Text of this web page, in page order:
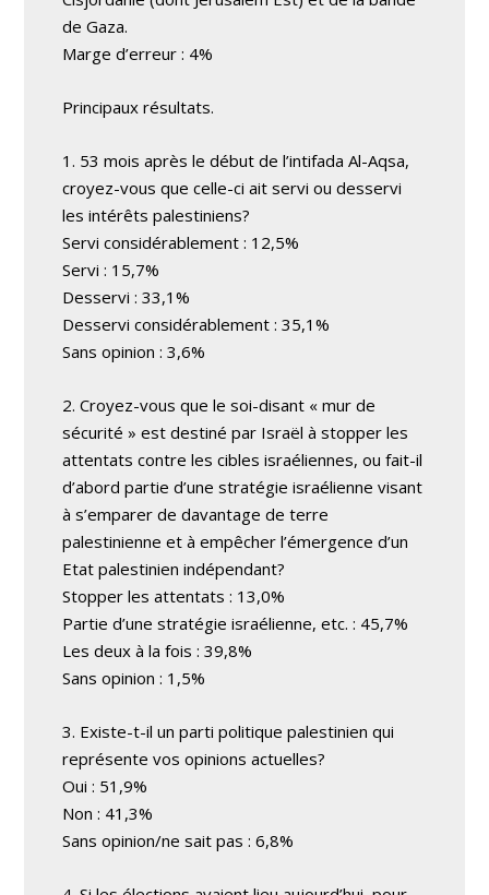
de Gaza.
Marge d’erreur : 4%
Principaux résultats.
1. 53 mois après le début de l’intifada Al-Aqsa,
croyez-vous que celle-ci ait servi ou desservi
les intérêts palestiniens?
Servi considérablement : 12,5%
Servi : 15,7%
Desservi : 33,1%
Desservi considérablement : 35,1%
Sans opinion : 3,6%
2. Croyez-vous que le soi-disant « mur de
sécurité » est destiné par Israël à stopper les
attentats contre les cibles israéliennes, ou fait-il
d’abord partie d’une stratégie israélienne visant
à s’emparer de davantage de terre
palestinienne et à empêcher l’émergence d’un
Etat palestinien indépendant?
Stopper les attentats : 13,0%
Partie d’une stratégie israélienne, etc. : 45,7%
Les deux à la fois : 39,8%
Sans opinion : 1,5%
3. Existe-t-il un parti politique palestinien qui
représente vos opinions actuelles?
Oui : 51,9%
Non : 41,3%
Sans opinion/ne sait pas : 6,8%